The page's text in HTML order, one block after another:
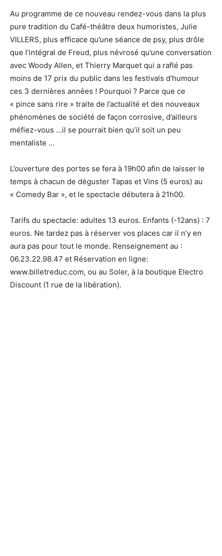
Au programme de ce nouveau rendez-vous dans la plus
pure tradition du Café-théâtre deux humoristes, Julie
VILLERS, plus efficace qu’une séance de psy, plus drôle
que l’intégral de Freud, plus névrosé qu’une conversation
avec Woody Allen, et Thierry Marquet qui a raflé pas
moins de 17 prix du public dans les festivals d’humour
ces 3 dernières années ! Pourquoi ? Parce que ce
« pince sans rire » traite de l’actualité et des nouveaux
phénomènes de société de façon corrosive, d’ailleurs
méfiez-vous …il se pourrait bien qu’il soit un peu
mentaliste …
L’ouverture des portes se fera à 19h00 afin de laisser le
temps à chacun de déguster Tapas et Vins (5 euros) au
« Comedy Bar », et le spectacle débutera à 21h00.
Tarifs du spectacle: adultes 13 euros. Enfants (-12ans) : 7
euros. Ne tardez pas à réserver vos places car il n’y en
aura pas pour tout le monde. Renseignement au :
06.23.22.98.47 et Réservation en ligne:
www.billetreduc.com, ou au Soler, à la boutique Electro
Discount (1 rue de la libération).